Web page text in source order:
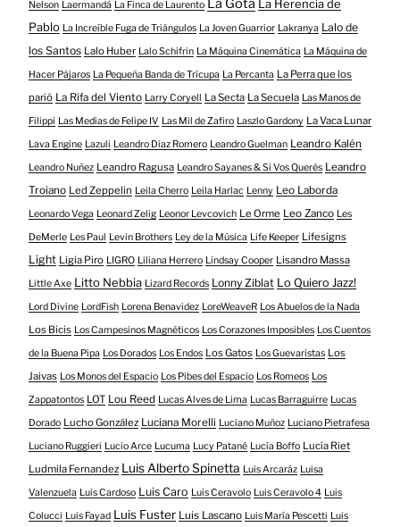
Nelson Laermandá La Finca de Laurento La Gota La Herencia de
Pablo La Increíble Fuga de Triángulos La Joven Guarrior Lakranya Lalo de
los Santos Lalo Huber Lalo Schifrin La Máquina Cinemática La Máquina de
Hacer Pájaros La Pequeña Banda de Trícupa La Percanta La Perra que los
parió La Rifa del Viento Larry Coryell La Secta La Secuela Las Manos de
Filippi Las Medias de Felipe IV Las Mil de Zafiro Laszlo Gardony La Vaca Lunar
Lava Engine Lazuli Leandro Diaz Romero Leandro Guelman Leandro Kalén
Leandro Nuñez Leandro Ragusa Leandro Sayanes & Si Vos Querés Leandro
Troiano Led Zeppelin Leila Cherro Leila Harlac Lenny Leo Laborda
Leonardo Vega Leonard Zelig Leonor Levcovich Le Orme Leo Zanco Les
DeMerle Les Paul Levin Brothers Ley de la Música Life Keeper Lifesigns
Light Ligia Piro LIGRO Liliana Herrero Lindsay Cooper Lisandro Massa
Little Axe Litto Nebbia Lizard Records Lonny Ziblat Lo Quiero Jazz!
Lord Divine LordFish Lorena Benavidez LoreWeaveR Los Abuelos de la Nada
Los Bicis Los Campesinos Magnéticos Los Corazones Imposibles Los Cuentos
de la Buena Pipa Los Dorados Los Endos Los Gatos Los Guevaristas Los
Jaivas Los Monos del Espacio Los Pibes del Espacio Los Romeos Los
Zappatontos LOT Lou Reed Lucas Alves de Lima Lucas Barraguirre Lucas
Dorado Lucho González Luciana Morelli Luciano Muñoz Luciano Pietrafesa
Luciano Ruggieri Lucio Arce Lucuma Lucy Patané Lucía Boffo Lucía Riet
Ludmila Fernandez Luis Alberto Spinetta Luis Arcaráz Luisa
Valenzuela Luis Cardoso Luis Caro Luis Ceravolo Luis Ceravolo 4 Luis
Colucci Luis Fayad Luis Fuster Luis Lascano Luis María Pescetti Luis